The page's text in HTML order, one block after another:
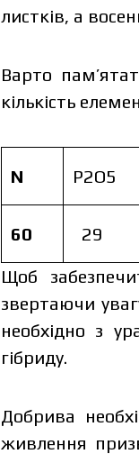
листків, а
Варто
кількість
N P2O5
60 29
Щоб
звертаючи
необхідно з
гібриду.
Добрива
живлення